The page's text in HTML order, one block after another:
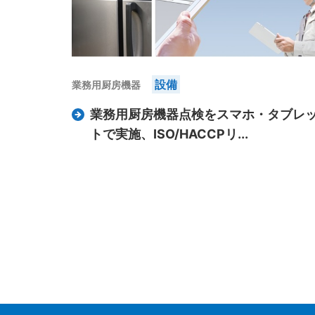
業務用厨房機器 設備
業務用厨房機器点検をスマホ・タブレ
トで実施、ISO/HACCPリ...